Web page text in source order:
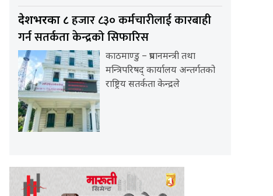
देशभरका ८हजार ८३० कर्मचारीलाई कारबाही
गर्न सतर्कता केन्द्रको सिफारिस
काठमाण्डु – प्रधानमन्त्री तथा
मन्त्रिपरिषद् कार्यालय अन्तर्गतको
राष्ट्रिय सतर्कता केन्द्रले